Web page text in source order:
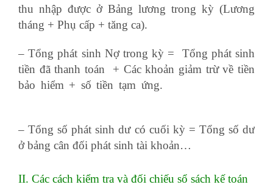
thu nhập được ở Bảng lương trong kỳ (Lương
tháng + Phụ cấp + tăng ca).
– Tổng phát sinh Nợ trong kỳ = Tổng phát sinh
tiền đã thanh toán + Các khoản giảm trừ về tiền
bảo hiểm + số tiền tạm ứng.
– Tổng số phát sinh dư có cuối kỳ = Tổng số dư
ở bảng cân đối phát sinh tài khoản…
II. Các cách kiểm tra và đối chiếu sổ sách kế toán